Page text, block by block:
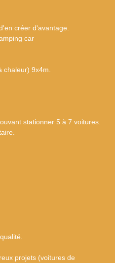
créer d'avantage.
car
chaleur) 9x4m.
stationner 5 à 7 voitures.
projets (voitures de